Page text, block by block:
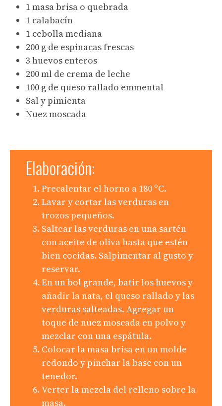
1 masa brisa o quebrada
1 calabacín
1 cebolla mediana
200 g de espinacas frescas
3 huevos enteros
200 ml de crema de leche
100 g de queso rallado emmental
Sal y pimienta
Nuez moscada
Elaboración:
Precalentar el horno a 180 ºC.
Lavar y cortar las verduras en
trozos pequeños.
Saltear las verduras en una sartén
con aceite de oliva hasta que estén
bien cocidas. Salpimentar al gusto y
reservar.
En un bol grande, batir los huevos y
añadir la nata, el queso rallado y las
verduras salteadas. Agregar un
toque de nuez moscada en polvo y
mezclar con una espátula.
Colocar la masa brisa en un molde
redondo y pinchar la base con un
tenedor.
Verter la mezcla del relleno sobre la
masa.